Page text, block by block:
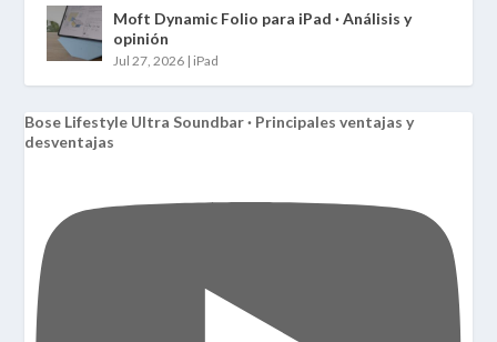
Moft Dynamic Folio para iPad · Análisis y
opinión
Jul 27, 2026 | iPad
Bose Lifestyle Ultra Soundbar · Principales ventajas y
desventajas